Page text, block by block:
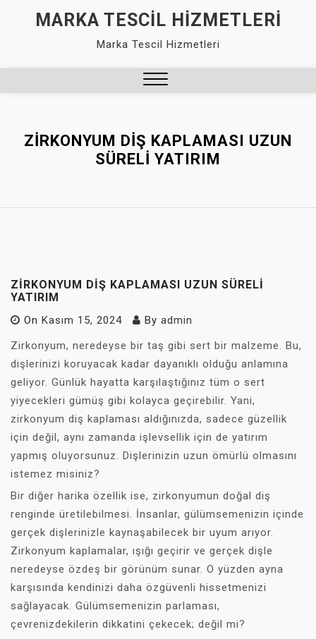
MARKA TESCIL HIZMETLERI
Marka Tescil Hizmetleri
ZIRKONYUM DIŞ KAPLAMASI UZUN
SÜRELI YATIRIM
ZIRKONYUM DIŞ KAPLAMASI UZUN SÜRELI
YATIRIM
On Kasım 15, 2024 By admin
Zirkonyum, neredeyse bir taş gibi sert bir malzeme. Bu,
dişlerinizi koruyacak kadar dayanıklı olduğu anlamına
geliyor. Günlük hayatta karşılaştığınız tüm o sert
yiyecekleri gümüş gibi kolayca geçirebilir. Yani,
zirkonyum diş kaplaması aldığınızda, sadece güzellik
için değil, aynı zamanda işlevsellik için de yatırım
yapmış oluyorsunuz. Dişlerinizin uzun ömürlü olmasını
istemez misiniz?
Bir diğer harika özellik ise, zirkonyumun doğal diş
renginde üretilebilmesi. İnsanlar, gülümsemenizin içinde
gerçek dişlerinizle kaynaşabilecek bir uyum arıyor.
Zirkonyum kaplamalar, ışığı geçirir ve gerçek dişle
neredeyse özdeş bir görünüm sunar. O yüzden ayna
karşısında kendinizi daha özgüvenli hissetmenizi
sağlayacak. Gülümsemenizin parlaması,
çevrenizdekilerin dikkatini çekecek; değil mi?